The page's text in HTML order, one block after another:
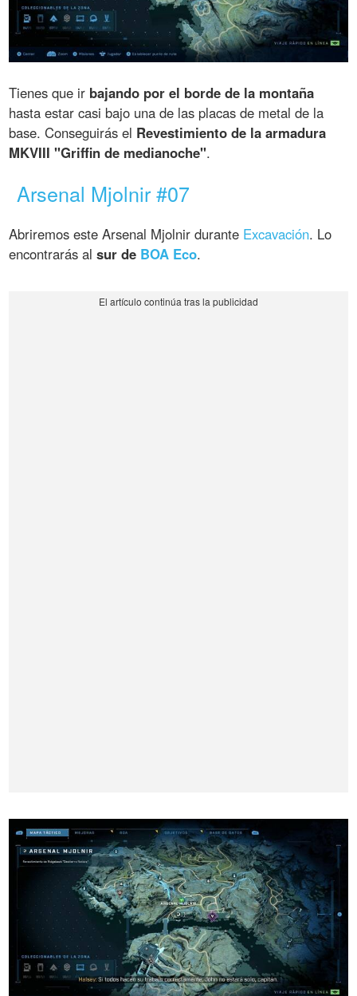
Tienes que ir bajando por el borde de la montaña
hasta estar casi bajo una de las placas de metal de la
base. Conseguirás el Revestimiento de la armadura
MKVIII "Griffin de medianoche".
Arsenal Mjolnir #07
Abriremos este Arsenal Mjolnir durante Excavación. Lo
encontrarás alsur de BOA Eco.